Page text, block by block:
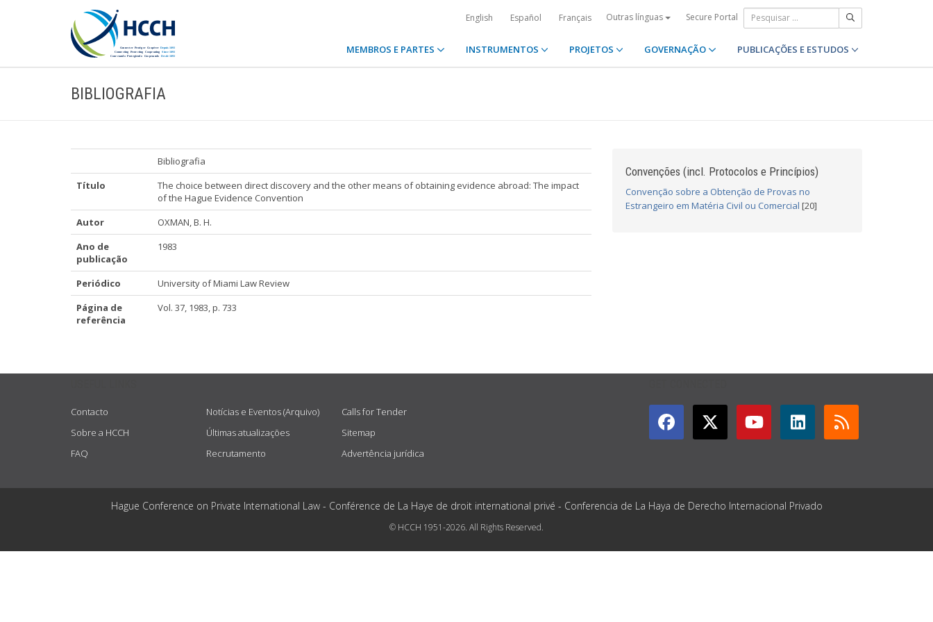
English Español Français Outras línguas Secure Portal
MEMBROS E PARTES INSTRUMENTOS PROJETOS GOVERNAÇÃO PUBLICAÇÕES E ESTUDOS
BIBLIOGRAFIA
Bibliografia
Título
The choice between direct discovery and the other means of obtaining evidence abroad: The impact
of the Hague Evidence Convention
Autor
OXMAN, B. H.
Ano de
publicação
1983
Periódico
University of Miami Law Review
Página de
referência
Vol. 37, 1983, p. 733
Convenções (incl. Protocolos e Princípios)
Convenção sobre a Obtenção de Provas no
Estrangeiro em Matéria Civil ou Comercial [20]
Contacto
Sobre a HCCH
FAQ
Notícias e Eventos (Arquivo)
Últimas atualizações
Recrutamento
Calls for Tender
Sitemap
Advertência jurídica
Hague Conference on Private International Law - Conférence de La Haye de droit international privé - Conferencia de La Haya de Derecho Internacional Privado
© HCCH 1951-2026. All Rights Reserved.